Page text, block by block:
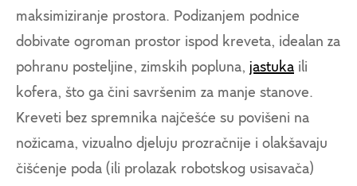
maksimiziranje prostora. Podizanjem podnice
dobivate ogroman prostor ispod kreveta, idealan za
pohranu posteljine, zimskih popluna, jastuka ili
kofera, što ga čini savršenim za manje stanove.
Kreveti bez spremnika najčešće su povišeni na
nožicama, vizualno djeluju prozračnije i olakšavaju
čišćenje poda (ili prolazak robotskog usisavača)